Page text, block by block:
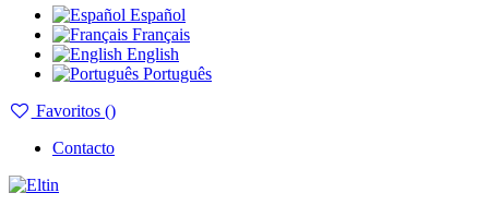
Español
Français
English
Português
Favoritos ()
Contacto